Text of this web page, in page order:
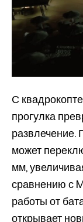
С
прогулка
развлечение.
может
мм,
сравнению с
работы от
открывает